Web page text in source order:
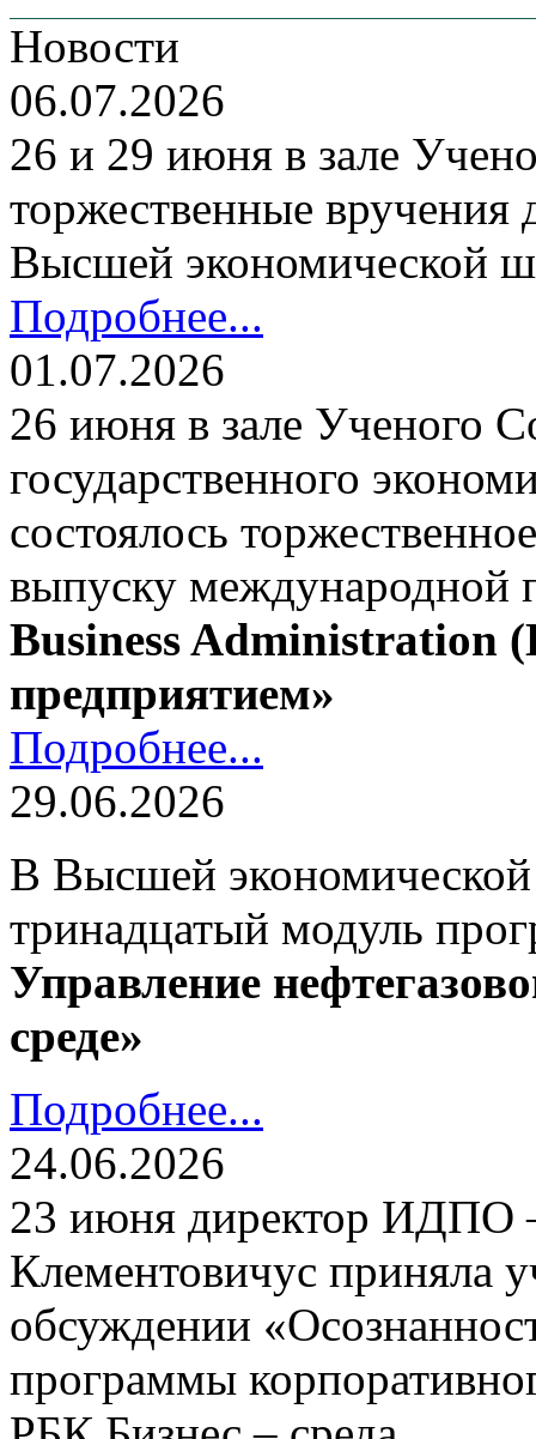
Новости
06.07.2026
26 и 29 июня в зале
торжественные
Высшей экономической
Подробнее...
01.07.2026
26 июня в зале Ученого
государственного
состоялось
выпуску
Business Administration
предприятием»
Подробнее...
29.06.2026
В Высшей
тринадцатый модуль
Управление
среде»
Подробнее...
24.06.2026
23 июня директор
Клементовичус приняла
обсуждении
программы